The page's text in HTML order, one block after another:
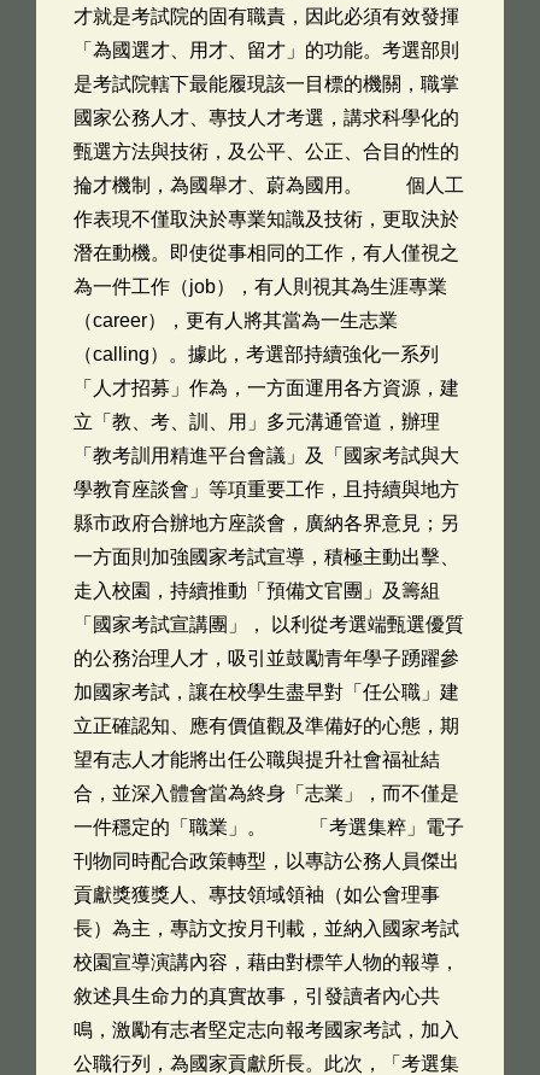
才就是考試院的固有職責，因此必須有效發揮
「為國選才、用才、留才」的功能。考選部則
是考試院轄下最能履現該一目標的機關，職掌
國家公務人才、專技人才考選，講求科學化的
甄選方法與技術，及公平、公正、合目的性的
掄才機制，為國舉才、蔚為國用。 個人工
作表現不僅取決於專業知識及技術，更取決於
潛在動機。即使從事相同的工作，有人僅視之
為一件工作（job），有人則視其為生涯專業
（career），更有人將其當為一生志業
（calling）。據此，考選部持續強化一系列
「人才招募」作為，一方面運用各方資源，建
立「教、考、訓、用」多元溝通管道，辦理
「教考訓用精進平台會議」及「國家考試與大
學教育座談會」等項重要工作，且持續與地方
縣市政府合辦地方座談會，廣納各界意見；另
一方面則加強國家考試宣導，積極主動出擊、
走入校園，持續推動「預備文官團」及籌組
「國家考試宣講團」， 以利從考選端甄選優質
的公務治理人才，吸引並鼓勵青年學子踴躍參
加國家考試，讓在校學生盡早對「任公職」建
立正確認知、應有價值觀及準備好的心態，期
望有志人才能將出任公職與提升社會福祉結
合，並深入體會當為終身「志業」，而不僅是
一件穩定的「職業」。 「考選集粹」電子
刊物同時配合政策轉型，以專訪公務人員傑出
貢獻獎獲獎人、專技領域領袖（如公會理事
長）為主，專訪文按月刊載，並納入國家考試
校園宣導演講內容，藉由對標竿人物的報導，
敘述具生命力的真實故事，引發讀者內心共
鳴，激勵有志者堅定志向報考國家考試，加入
公職行列，為國家貢獻所長。此次，「考選集